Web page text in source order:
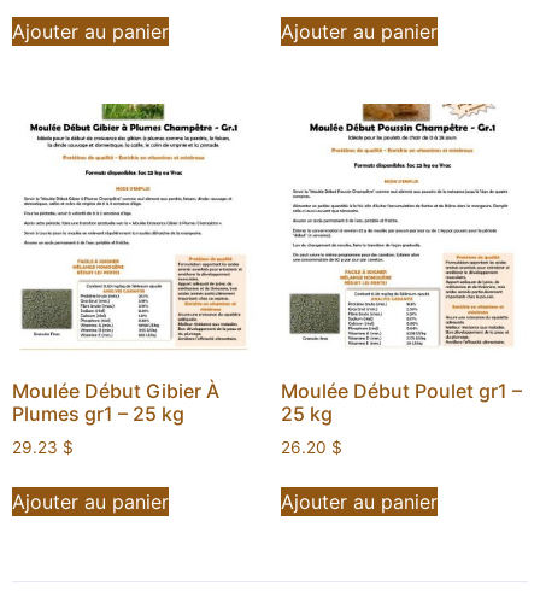
Ajouter au panier Ajouter au panier
Moulée Début Gibier À
Plumes gr1 – 25 kg
29.23 $
Ajouter au panier
Moulée Début Poulet gr1 –
25 kg
26.20 $
Ajouter au panier